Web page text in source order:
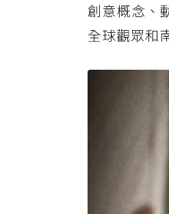
創意概念、
全球觀眾和